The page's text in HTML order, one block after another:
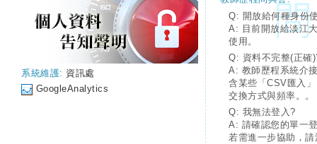
系統維護: 資訊處
GoogleAnalytics
Q: 開放給何種身份
A: 目前開放給淡江
使用。
Q: 資料不完整(正確
A: 教師歷程系統介
含某些「CSV匯入
交換方式與頻率。。
Q: 我無法登入?
A: 請確認您的單一
若需進一步協助，